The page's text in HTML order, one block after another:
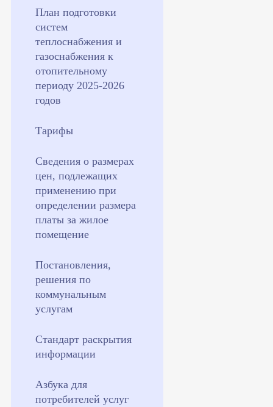
План подготовки
систем
теплоснабжения и
газоснабжения к
отопительному
периоду 2025-2026
годов
Тарифы
Сведения о размерах
цен, подлежащих
применению при
определении размера
платы за жилое
помещение
Постановления,
решения по
коммунальным
услугам
Стандарт раскрытия
информации
Азбука для
потребителей услуг